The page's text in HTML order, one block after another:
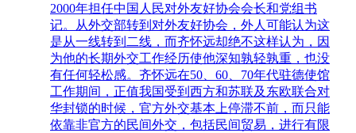
2000年担任中国人民对外友好协会会长和党组书
记。从外交部转到对外友好协会，外人可能认为这
是从一线转到二线，而齐怀远却绝不这样认为，因
为他的长期外交工作经历使他深知孰轻孰重，也没
有任何轻松感。齐怀远在50、60、70年代驻德使馆
工作期间，正值我国受到西方和苏联及东欧联合对
华封锁的时候，官方外交基本上停滞不前，而只能
依靠非官方的民间外交，包括民间贸易，进行有限